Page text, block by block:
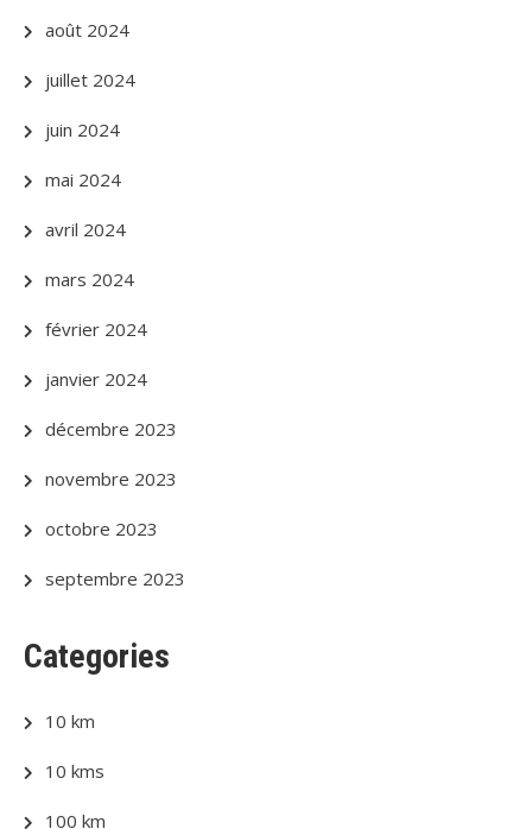
août 2024
juillet 2024
juin 2024
mai 2024
avril 2024
mars 2024
février 2024
janvier 2024
décembre 2023
novembre 2023
octobre 2023
septembre 2023
Categories
10 km
10 kms
100 km